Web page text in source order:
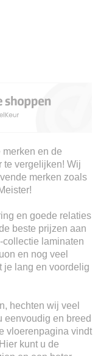
en de
te vergelijken! Wij
merken zoals
en goede relaties
beste prijzen aan
collectie laminaten
en nog veel
je lang en voordelig
hechten wij veel
eenvoudig en breed
vloerenpagina vindt
kunt u de